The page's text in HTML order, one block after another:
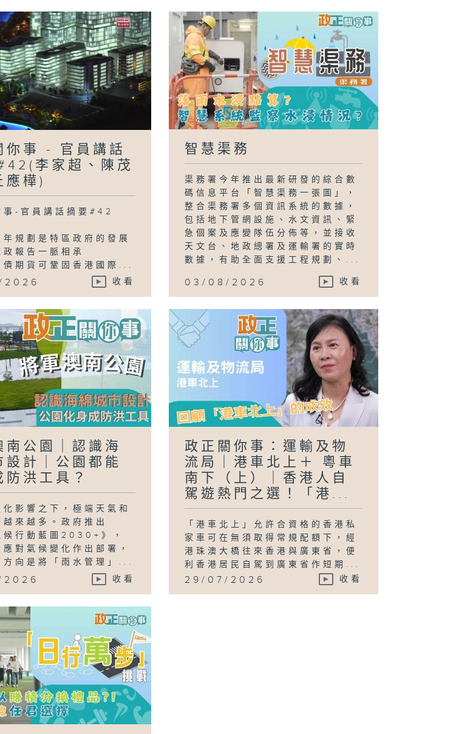
你事 - 官員講話
李家超、陳茂
應樺)
事-官員講話摘要#42
年規劃是特區政府的發展
政報告一脈相承
債期貨可鞏固香港國際...
收看
智慧渠務
渠務署今年推出最新研發的綜合數
碼信息平台「智慧渠務一張圖」，
整合渠務署多個資訊系統的數據，
包括地下管網設施、水文資訊、緊
急個案及應變隊伍分佈等，並接收
天文台、地政總署及運輸署的實時
數據，有助全面支援工程規劃、...
03/08/2026 收看
南公園｜認識海
設計｜公園都能
防洪工具？
化影響之下，極端天氣和
越來越多。政府推出
候行動藍圖2030+》，
對氣候變化作出部署，
方向是將「雨水管理」...
收看
政正關你事：運輸及物
流局｜港車北上＋ 粵車
南下（上）｜香港人自
駕遊熱門之選！「港...
「港車北上」允許合資格的香港私
家車可在無須取得常規配額下，經
港珠澳大橋往來香港與廣東省，便
利香港居民自駕到廣東省作短期...
29/07/2026 收看